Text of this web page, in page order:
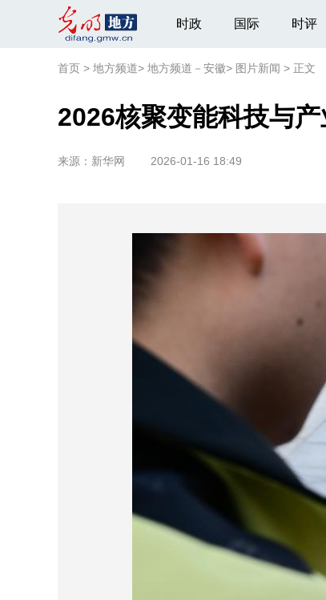
时政 国际 时评
首页 > 地方频道> 地方频道－安徽> 图片新闻 > 正文
2026核聚变能科技与
来源： 新华网 2026-01-16 18:49